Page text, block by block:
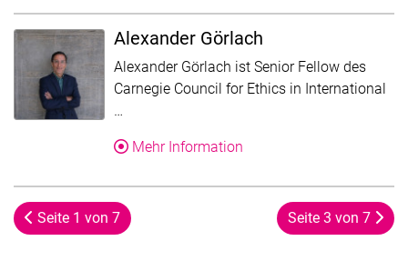
Alexander Görlach
Alexander Görlach ist Senior Fellow des
Carnegie Council for Ethics in International
…
Mehr Information
Seite 1 von 7 Seite 3 von 7